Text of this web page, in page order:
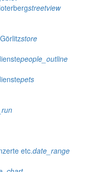
streetview
store
people_outline
pets
etc.date_range